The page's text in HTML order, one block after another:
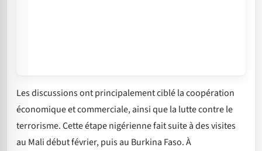
Les discussions ont principalement ciblé la coopération
économique et commerciale, ainsi que la lutte contre le
terrorisme. Cette étape nigérienne fait suite à des visites
au Mali début février, puis au Burkina Faso. À